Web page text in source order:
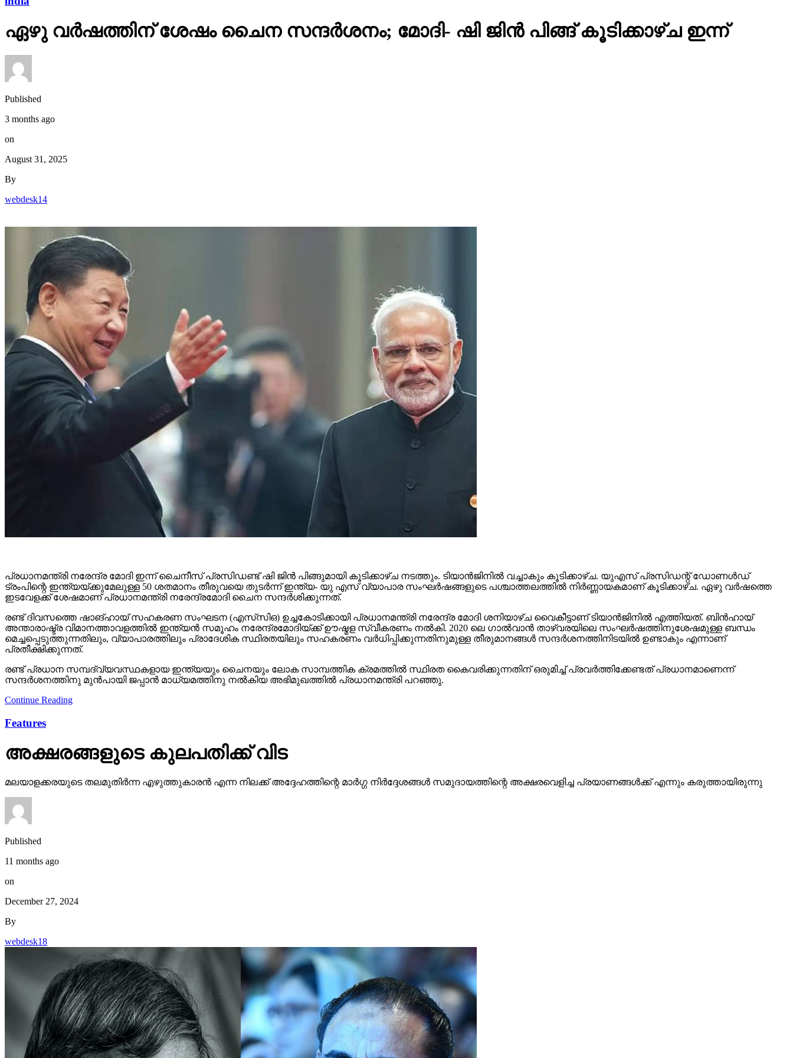
ഏഴു വർഷത്തിന് ശേഷം ചൈന സന്ദർശനം; മോദി- ഷി ജിൻ പിങ്ങ് കൂടിക്കാഴ്ച ഇന്ന്
Published
3 months ago
on
August 31, 2025
By
webdesk14
പ്രധാനമന്ത്രി നരേന്ദ്ര മോദി ഇന്ന് ചൈനീസ് പ്രസിഡണ്ട് ഷി ജിൻ പിങ്ങുമായി കൂടിക്കാഴ്ച നടത്തും. ടിയാൻജിനിൽ വച്ചാകും കൂടിക്കാഴ്ച. യുഎസ് പ്രസിഡന്റ് ഡോണൾഡ്
ട്രംപിന്റെ ഇന്ത്യയ്ക്കുമേലുള്ള 50 ശതമാനം തീരുവയെ തുടർന്ന് ഇന്ത്യ- യു എസ് വ്യാപാര സംഘർഷങ്ങളുടെ പശ്ചാത്തലത്തിൽ നിർണ്ണായകമാണ് കൂടിക്കാഴ്ച. ഏഴു വർഷത്തെ
ഇടവേളക്ക് ശേഷമാണ് പ്രധാനമന്ത്രി നരേന്ദ്രമോദി ചൈന സന്ദർശിക്കുന്നത്.
രണ്ട് ദിവസത്തെ ഷാങ്ഹായ് സഹകരണ സംഘടന (എസ്‌സി‌ഒ) ഉച്ചകോടിക്കായി പ്രധാനമന്ത്രി നരേന്ദ്ര മോദി ശനിയാഴ്ച വൈകീട്ടാണ് ടിയാൻജിനിൽ എത്തിയത്. ബിൻഹായ്
അന്താരാഷ്ട്ര വിമാനത്താവളത്തിൽ ഇന്ത്യൻ സമൂഹം നരേന്ദ്രമോദിയ്ക്ക് ഊഷ്മള സ്വീകരണം നൽകി. 2020 ലെ ഗാൽവാൻ താഴ്‌വരയിലെ സംഘർഷത്തിനുശേഷമുള്ള ബന്ധം
മെച്ചപ്പെടുത്തുന്നതിലും, വ്യാപാരത്തിലും പ്രാദേശിക സ്ഥിരതയിലും സഹകരണം വർധിപ്പിക്കുന്നതിനുമുള്ള തീരുമാനങ്ങൾ സന്ദർശനത്തിനിടയിൽ ഉണ്ടാകും എന്നാണ്
പ്രതീക്ഷിക്കുന്നത്.
രണ്ട് പ്രധാന സമ്പദ്‌വ്യവസ്ഥകളായ ഇന്ത്യയും ചൈനയും ലോക സാമ്പത്തിക ക്രമത്തിൽ സ്ഥിരത കൈവരിക്കുന്നതിന് ഒരുമിച്ച് പ്രവർത്തിക്കേണ്ടത് പ്രധാനമാണെന്ന്
സന്ദർശനത്തിനു മുൻപായി ജപ്പാൻ മാധ്യമത്തിനു നൽകിയ അഭിമുഖത്തിൽ പ്രധാനമന്ത്രി പറഞ്ഞു.
Continue Reading
Features
അക്ഷരങ്ങളുടെ കുലപതിക്ക് വിട
മലയാളക്കരയുടെ തലമുതിര്‍ന്ന എഴുത്തുകാരന്‍ എന്ന നിലക്ക് അദ്ദേഹത്തിന്റെ മാര്‍ഗ്ഗ നിര്‍ദ്ദേശങ്ങള്‍ സമുദായത്തിന്റെ അക്ഷരവെളിച്ച പ്രയാണങ്ങള്‍ക്ക് എന്നും കരുത്തായിരുന്നു
Published
11 months ago
on
December 27, 2024
By
webdesk18